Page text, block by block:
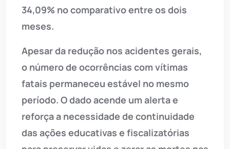
34,09% no comparativo entre os dois
meses.
Apesar da redução nos acidentes gerais,
o número de ocorrências com vítimas
fatais permaneceu estável no mesmo
período. O dado acende um alerta e
reforça a necessidade de continuidade
das ações educativas e fiscalizatórias